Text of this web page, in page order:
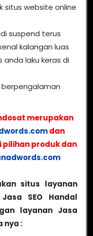
situs website online
suspend terus
kalangan luas
anda laku keras di
berpengalaman
merupakan
dan
pilihan produk dan
situs layanan
SEO Handal
layanan Jasa
nya :